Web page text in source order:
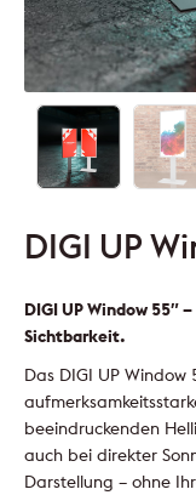
DIGI UP
DIGI UP Window 55″
Sichtbarkeit.
Das DIGI UP
beeindruckenden
auch bei direkter
Darstellung – ohne